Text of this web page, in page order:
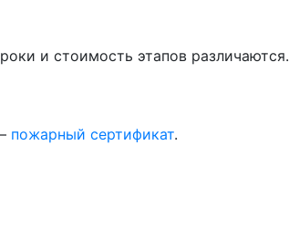
и стоимость этапов различаются.
пожарный сертификат.